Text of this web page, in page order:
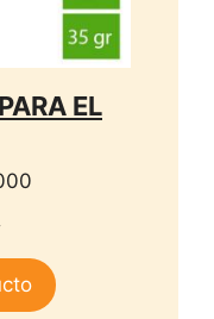
EL
El
es:
$15,000.